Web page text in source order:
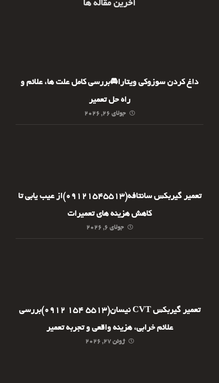
آخرین مقاله ها
داغ کردن سوزوکی ویتارا🚘بررسی کامل علت ها، علائم و
راه حل تعمیر
جولای ۲۶, ۲۰۲۶
تعمیر گیربکس سانتافه(09121545513)از عیب یابی تا
کاهش هزینه های تعمیرات
جولای ۶, ۲۰۲۶
تعمیر گیربکس CVT نیسان(5513 154 0912)بررسی
علائم خرابی، هزینه واقعی و تجربه تعمیر
ژوئن ۲۷, ۲۰۲۶